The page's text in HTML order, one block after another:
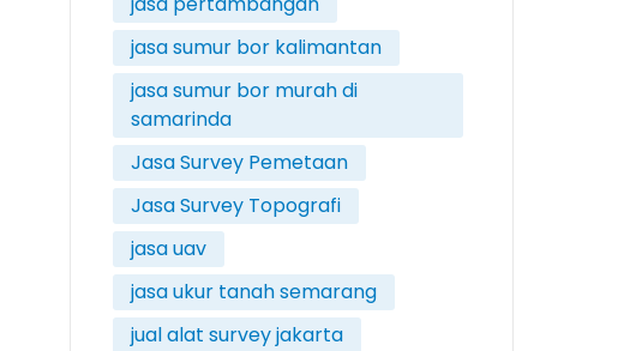
jasa sumur bor kalimantan
jasa sumur bor murah di
samarinda
Jasa Survey Pemetaan
Jasa Survey Topografi
jasa uav
jasa ukur tanah semarang
jual alat survey jakarta